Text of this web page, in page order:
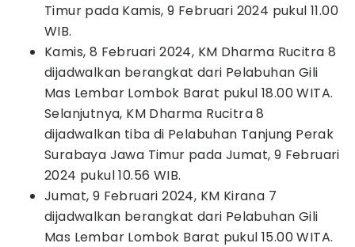
Timur pada Kamis, 9 Februari 2024 pukul 11.00
WIB.
Kamis, 8 Februari 2024, KM Dharma Rucitra 8
dijadwalkan berangkat dari Pelabuhan Gili
Mas Lembar Lombok Barat pukul 18.00 WITA.
Selanjutnya, KM Dharma Rucitra 8
dijadwalkan tiba di Pelabuhan Tanjung Perak
Surabaya Jawa Timur pada Jumat, 9 Februari
2024 pukul 10.56 WIB.
Jumat, 9 Februari 2024, KM Kirana 7
dijadwalkan berangkat dari Pelabuhan Gili
Mas Lembar Lombok Barat pukul 15.00 WITA.